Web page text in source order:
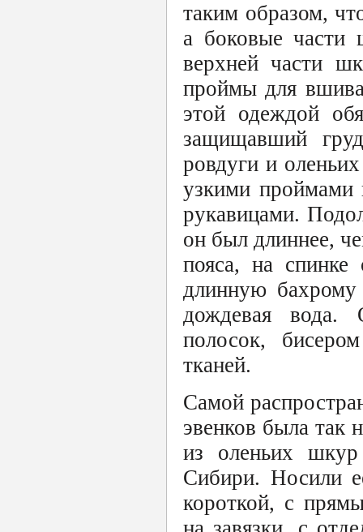
таким образом,
а боковые части
верхней части
проймы для
этой одеждой
защищавший
ровдуги и
узкими
рукавицами.
он был длиннее,
пояса, на
длинную бахрому
дождевая вода.
полосок,
тканей.
Самой
эвенков была так
из оленьих
Сибири. Носили
короткой, с